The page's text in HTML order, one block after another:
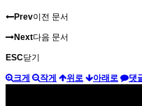
Prev이전 문서
Next다음 문서
ESC닫기
크게 작게 위로 아래로 댓